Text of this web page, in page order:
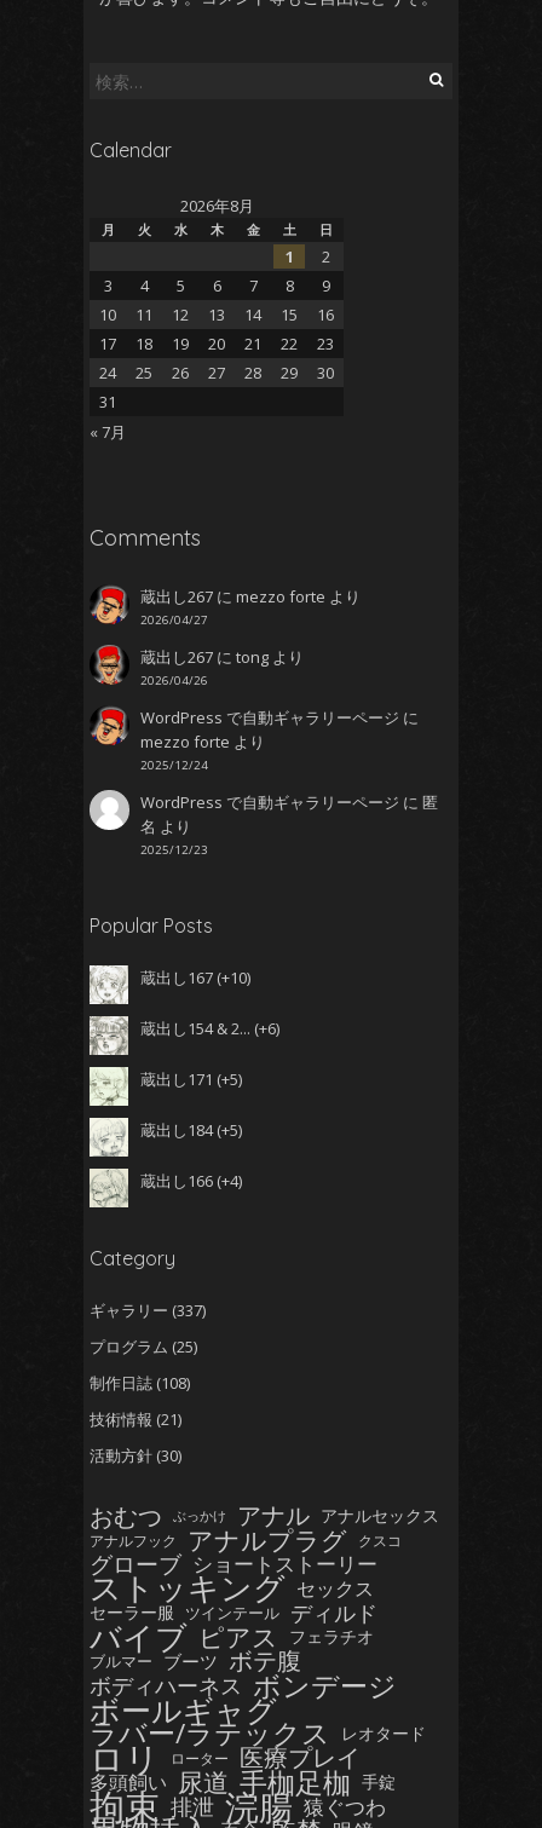
検
Calendar
2026年8月
月 火 水 木 金 土 日
1
2
3
4 5 6 7 8
9
10
11 12 13 14 15
16
17
18 19 20 21 22
23
24
25 26 27 28 29
30
31
« 7月
Comments
蔵出し267 にmezzo forte より
2026/04/27
蔵出し267 にtong より
2026/04/26
WordPress で自動ギャラリーページ に
mezzo forte より
2025/12/24
WordPress で自動ギャラリーページ に匿
名 より
2025/12/23
Popular Posts
蔵出し167 +10
蔵出し154 & 2... +6
蔵出し171 +5
蔵出し184 +5
蔵出し166 +4
Category
ギャラリー (337)
プログラム (25)
制作日誌 (108)
技術情報 (21)
活動方針 (30)
おむつ ぶっかけ アナル アナルセックス
アナルフック アナルプラグ クスコ
グローブ ショートストーリー
ストッキング セックス
セーラー服 ツインテール ディルド
バイブ ピアス フェラチオ
ブルマー ブーツ ボテ腹
ボディハーネス ボンデージ
ボールギャグ
ラバー/ラテックス レオタード
ロリ ローター 医療プレイ
多頭飼い 尿道 手枷足枷 手錠
拘束 排泄 浣腸 猿ぐつわ